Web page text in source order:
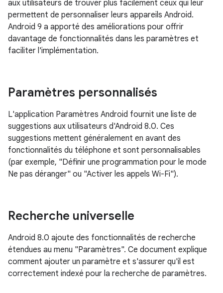
aux utilisateurs de trouver plus facilement ceux qui leur
permettent de personnaliser leurs appareils Android.
Android 9 a apporté des améliorations pour offrir
davantage de fonctionnalités dans les paramètres et
faciliter l'implémentation.
Paramètres personnalisés
L'application Paramètres Android fournit une liste de
suggestions aux utilisateurs d'Android 8.0. Ces
suggestions mettent généralement en avant des
fonctionnalités du téléphone et sont personnalisables
(par exemple, "Définir une programmation pour le mode
Ne pas déranger" ou "Activer les appels Wi-Fi").
Recherche universelle
Android 8.0 ajoute des fonctionnalités de recherche
étendues au menu "Paramètres". Ce document explique
comment ajouter un paramètre et s'assurer qu'il est
correctement indexé pour la recherche de paramètres.